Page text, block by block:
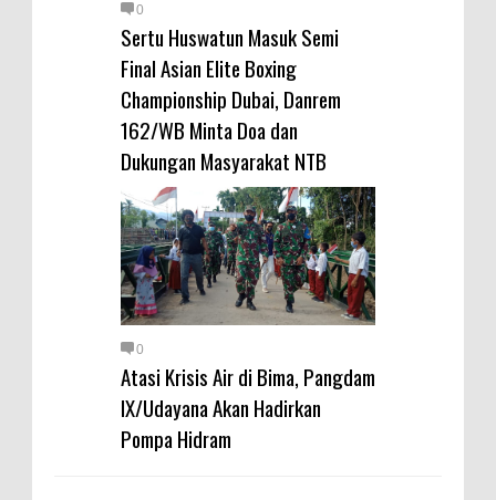
0
Sertu Huswatun Masuk Semi
Final Asian Elite Boxing
Championship Dubai, Danrem
162/WB Minta Doa dan
Dukungan Masyarakat NTB
0
Atasi Krisis Air di Bima, Pangdam
IX/Udayana Akan Hadirkan
Pompa Hidram